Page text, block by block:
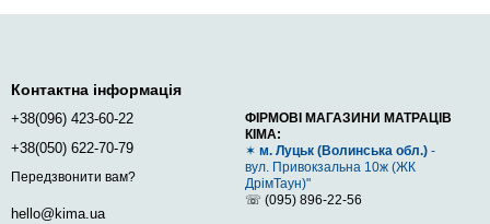
аніж ті, хто спить на животі чи спині. Це пов'язано зі
визначити улюблену позу для сну чи постійно рухаєтесь
надійну поверхню для сну на спині, й буде
також тим, хто спить на животі — він достатньо
Контактна інформація
+38(096) 423-60-22
+38(050) 622-70-79
Передзвонити вам?
hello@kima.ua
ФІРМОВІ МАГАЗИНИ МАТРАЦІВ
КІМА:
✶ м. Луцьк (Волинська обл.) -
вул. Привокзальна 10ж (ЖК
ДрімТаун)"
☏ (095) 896-22-56